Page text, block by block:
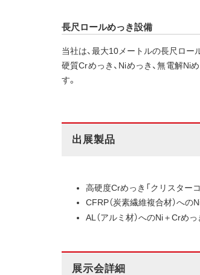
長尺ロールめっき設備
当社は、最大10メートルの長尺ロー
硬質Crめっき、Niめっき、無電解Ni
す。
出展製品
高硬度Crめっき「クリスターコ
CFRP（炭素繊維複合材）への
AL（アルミ材）へのNi＋Crめっ
展示会詳細